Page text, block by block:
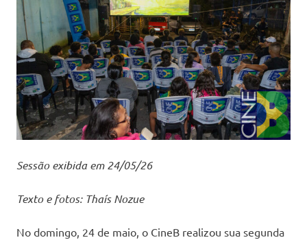
Sessão exibida em 24/05/26
Texto e fotos: Thaís Nozue
No domingo, 24 de maio, o CineB realizou sua segunda